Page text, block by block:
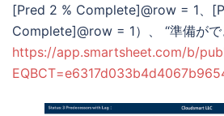
[Pred 2 % Complete]@row = 1、
Complete]@row = 1）、 “準備がで
https://app.smartsheet.com/b/